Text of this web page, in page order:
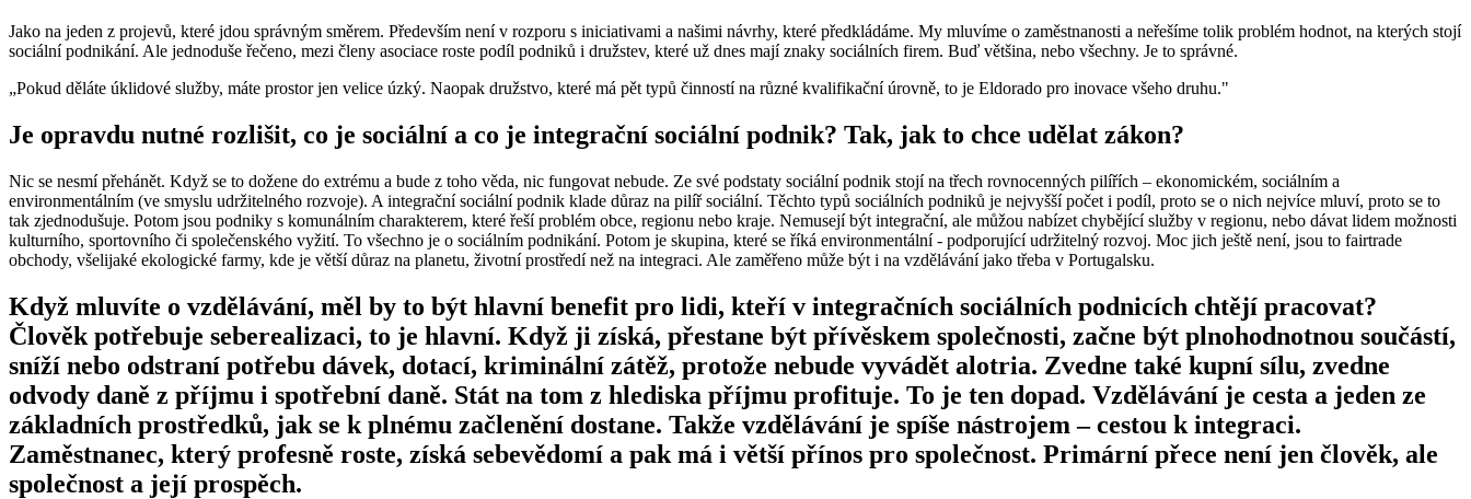
Jako na jeden z projevů, které jdou správným směrem. Především není v rozporu s iniciativami a našimi návrhy, které předkládáme. My mluvíme o zaměstnanosti a neřešíme tolik problém hodnot, na kterých stojí
sociální podnikání. Ale jednoduše řečeno, mezi členy asociace roste podíl podniků i družstev, které už dnes mají znaky sociálních firem. Buď většina, nebo všechny. Je to správné.
„Pokud děláte úklidové služby, máte prostor jen velice úzký. Naopak družstvo, které má pět typů činností na různé kvalifikační úrovně, to je Eldorado pro inovace všeho druhu."
Je opravdu nutné rozlišit, co je sociální a co je integrační sociální podnik? Tak, jak to chce udělat zákon?
Nic se nesmí přehánět. Když se to dožene do extrému a bude z toho věda, nic fungovat nebude. Ze své podstaty sociální podnik stojí na třech rovnocenných pilířích – ekonomickém, sociálním a
environmentálním (ve smyslu udržitelného rozvoje). A integrační sociální podnik klade důraz na pilíř sociální. Těchto typů sociálních podniků je nejvyšší počet i podíl, proto se o nich nejvíce mluví, proto se to
tak zjednodušuje. Potom jsou podniky s komunálním charakterem, které řeší problém obce, regionu nebo kraje. Nemusejí být integrační, ale můžou nabízet chybějící služby v regionu, nebo dávat lidem možnosti
kulturního, sportovního či společenského vyžití. To všechno je o sociálním podnikání. Potom je skupina, které se říká environmentální - podporující udržitelný rozvoj. Moc jich ještě není, jsou to fairtrade
obchody, všelijaké ekologické farmy, kde je větší důraz na planetu, životní prostředí než na integraci. Ale zaměřeno může být i na vzdělávání jako třeba v Portugalsku.
Když mluvíte o vzdělávání, měl by to být hlavní benefit pro lidi, kteří v integračních sociálních podnicích chtějí pracovat?
Člověk potřebuje seberealizaci, to je hlavní. Když ji získá, přestane být přívěskem společnosti, začne být plnohodnotnou součástí,
sníží nebo odstraní potřebu dávek, dotací, kriminální zátěž, protože nebude vyvádět alotria. Zvedne také kupní sílu, zvedne
odvody daně z příjmu i spotřební daně. Stát na tom z hlediska příjmu profituje. To je ten dopad. Vzdělávání je cesta a jeden ze
základních prostředků, jak se k plnému začlenění dostane. Takže vzdělávání je spíše nástrojem – cestou k integraci.
Zaměstnanec, který profesně roste, získá sebevědomí a pak má i větší přínos pro společnost. Primární přece není jen člověk, ale
společnost a její prospěch.